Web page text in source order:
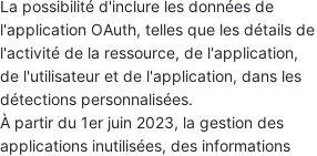
La possibilité d'inclure les données de
l'application OAuth, telles que les détails de
l'activité de la ressource, de l'application,
de l'utilisateur et de l'application, dans les
détections personnalisées.
À partir du 1er juin 2023, la gestion des
applications inutilisées, des informations